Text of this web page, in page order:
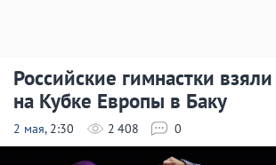
Российские гимнастки
на Кубке Европы в Баку
2 мая, 2:30 2 408 0